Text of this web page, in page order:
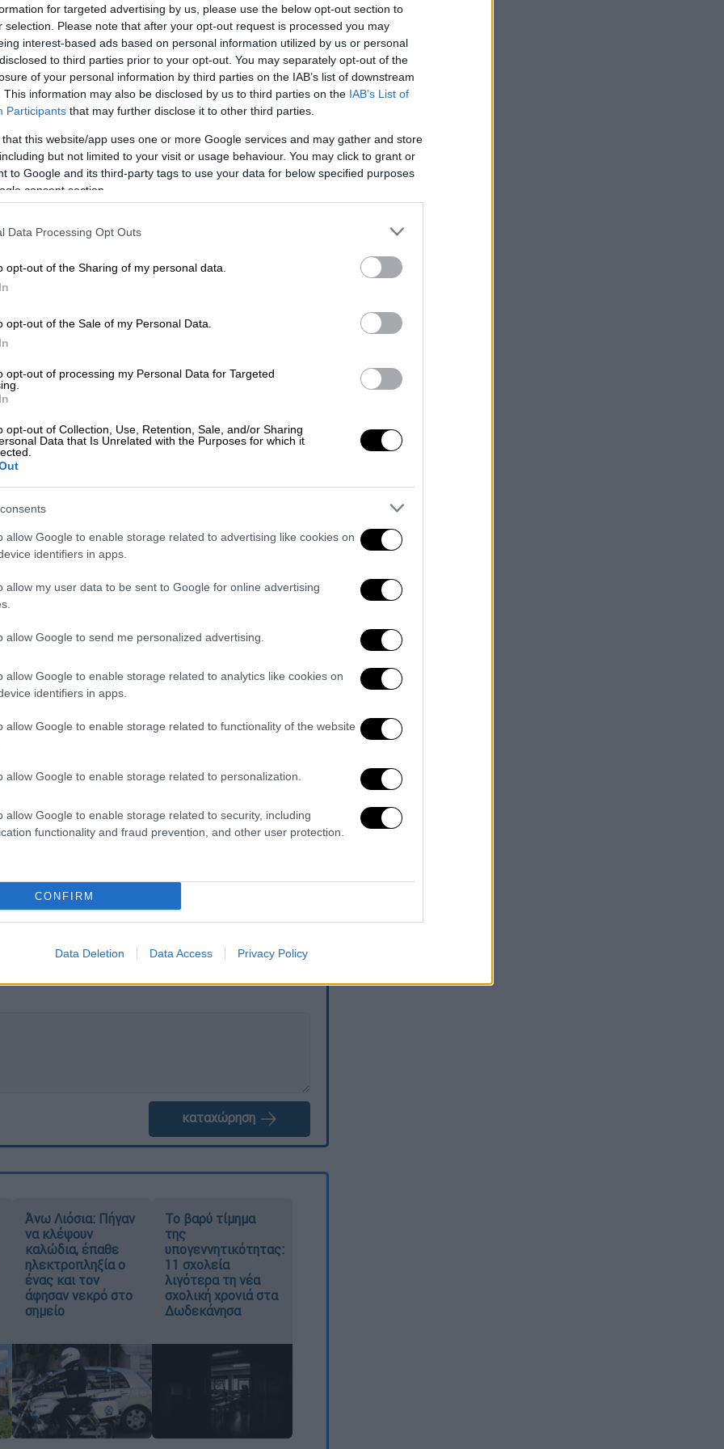
for targeted advertising by us, please use the below opt-out section to
selection. Please note that after your opt-out request is processed you may
interest-based ads based on personal information utilized by us or personal
to third parties prior to your opt-out. You may separately opt-out of the
of your personal information by third parties on the IAB’s list of downstream
This information may also be disclosed by us to third parties on the IAB’s List of
Participants that may further disclose it to other third parties.
that this website/app uses one or more Google services and may gather and store
but not limited to your visit or usage behaviour. You may click to grant or
to Google and its third-party tags to use your data for below specified purposes
consent section.
Data Processing Opt Outs
opt-out of the Sharing of my personal data.
opt-out of the Sale of my Personal Data.
opt-out of processing my Personal Data for Targeted
opt-out of Collection, Use, Retention, Sale, and/or Sharing
Data that Is Unrelated with the Purposes for which it
allow Google to enable storage related to advertising like cookies on
identifiers in apps.
allow my user data to be sent to Google for online advertising
allow Google to send me personalized advertising.
allow Google to enable storage related to analytics like cookies on
identifiers in apps.
allow Google to enable storage related to functionality of the website
allow Google to enable storage related to personalization.
allow Google to enable storage related to security, including
functionality and fraud prevention, and other user protection.
CONFIRM
Data Deletion Data Access Privacy Policy
το ΕΘΝΟΣ στη Google
στην οποία τα γήπεδα θα έχουν
που θα πραγματοποιηθεί
από ολόκληρο τον πλανήτη, ενώ
γήπεδα
ίδια την UEFA, οιτουαλέτες των
γυναικείες αλλά και ουδέτερες ώστε
που δεν ανήκουν σε μία από
σε διαιτητή και τον έστειλε
όλες τις μορφές διακρίσεων
τα δικαιώματα όλων. Το Euro 2024
ένταξη, διασφαλίζοντας ότι όλες οι
μειονότητες μπορούν να είναι μέρος
ουδέτερου φύλου, ως μέρος του
ταυτότητες και εκφράσεις φύλου σε
έννοια», αναφέρει στην επίσημη
ΕΘΝΟΣ θα παρεμβαίνει και τα προσβλητικά σχόλια θα
καταχώρηση
Άνω Λιόσια: Πήγαν
να κλέψουν
καλώδια, έπαθε
ηλεκτροπληξία ο
ένας και τον
άφησαν νεκρό στο
σημείο
Το βαρύ τίμημα
της
υπογεννητικότητας:
11 σχολεία
λιγότερα τη νέα
σχολική χρονιά στα
Δωδεκάνησα